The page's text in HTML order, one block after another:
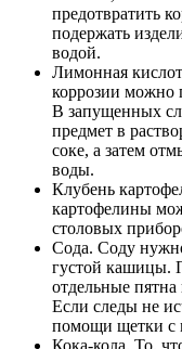
предотвратить
подержать
водой.
Лимонная
коррозии можно
В запущенных
предмет в
соке, а затем
воды.
Клубень
картофелины
столовых
Сода. Соду
густой кашицы.
отдельные
Если следы не
помощи щетки с